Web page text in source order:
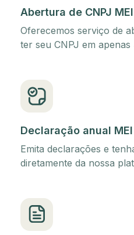
Abertura de CNPJ MEI
Oferecemos serviço de
ter seu CNPJ em
Declaração anual MEI
Emita declarações e
diretamente da nossa